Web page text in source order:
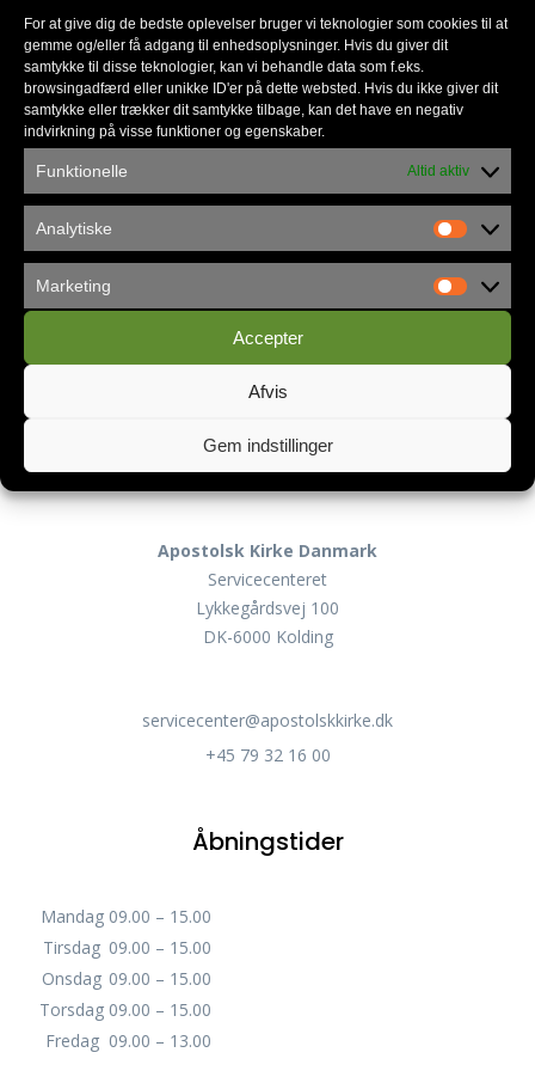
For at give dig de bedste oplevelser bruger vi teknologier som cookies til at
gemme og/eller få adgang til enhedsoplysninger. Hvis du giver dit
samtykke til disse teknologier, kan vi behandle data som f.eks.
browsingadfærd eller unikke ID'er på dette websted. Hvis du ikke giver dit
samtykke eller trækker dit samtykke tilbage, kan det have en negativ
indvirkning på visse funktioner og egenskaber.
Funktionelle Altid aktiv
Analytiske
Marketing
Accepter
Afvis
Gem indstillinger
Nyhedsmail
E-mail*
Kontakt
Apostolsk Kirke Danmark
Servicecenteret
Lykkegårdsvej 100
DK-6000 Kolding
servicecenter@apostolskkirke.dk
+45 79 32 16 00
Åbningstider
Mandag 09.00 – 15.00
Tirsdag 09.00 – 15.00
Onsdag 09.00 – 15.00
Torsdag 09.00 – 15.00
Fredag 09.00 – 13.00